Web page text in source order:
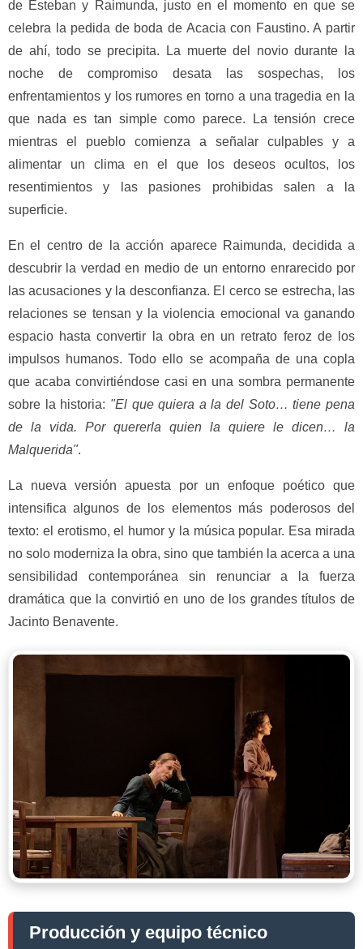
de Esteban y Raimunda, justo en el momento en que se
celebra la pedida de boda de Acacia con Faustino. A partir
de ahí, todo se precipita. La muerte del novio durante la
noche de compromiso desata las sospechas, los
enfrentamientos y los rumores en torno a una tragedia en la
que nada es tan simple como parece. La tensión crece
mientras el pueblo comienza a señalar culpables y a
alimentar un clima en el que los deseos ocultos, los
resentimientos y las pasiones prohibidas salen a la
superficie.
En el centro de la acción aparece Raimunda, decidida a
descubrir la verdad en medio de un entorno enrarecido por
las acusaciones y la desconfianza. El cerco se estrecha, las
relaciones se tensan y la violencia emocional va ganando
espacio hasta convertir la obra en un retrato feroz de los
impulsos humanos. Todo ello se acompaña de una copla
que acaba convirtiéndose casi en una sombra permanente
sobre la historia: "El que quiera a la del Soto… tiene pena
de la vida. Por quererla quien la quiere le dicen… la
Malquerida".
La nueva versión apuesta por un enfoque poético que
intensifica algunos de los elementos más poderosos del
texto: el erotismo, el humor y la música popular. Esa mirada
no solo moderniza la obra, sino que también la acerca a una
sensibilidad contemporánea sin renunciar a la fuerza
dramática que la convirtió en uno de los grandes títulos de
Jacinto Benavente.
Producción y equipo técnico